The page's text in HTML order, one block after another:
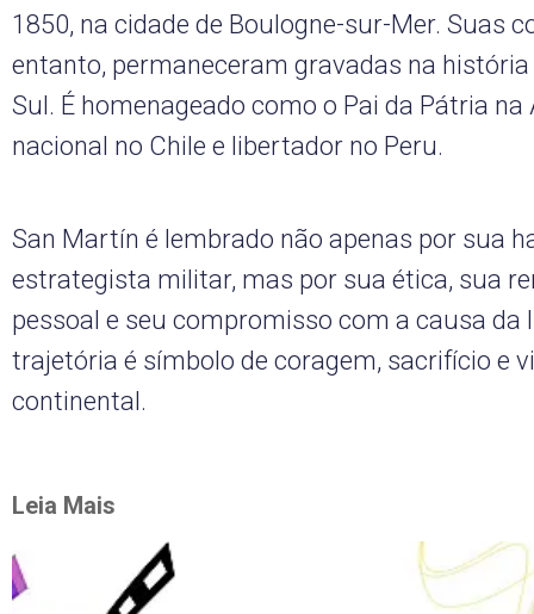
1850, na cidade de Boulogne-sur-Mer. Suas
entanto, permaneceram gravadas na
Sul. É homenageado como o Pai da Pátria na
nacional no Chile e libertador no Peru.
San Martín é lembrado não apenas por sua
estrategista militar, mas por sua ética, sua
pessoal e seu compromisso com a causa da
trajetória é símbolo de coragem, sacrifício e
continental.
Leia Mais